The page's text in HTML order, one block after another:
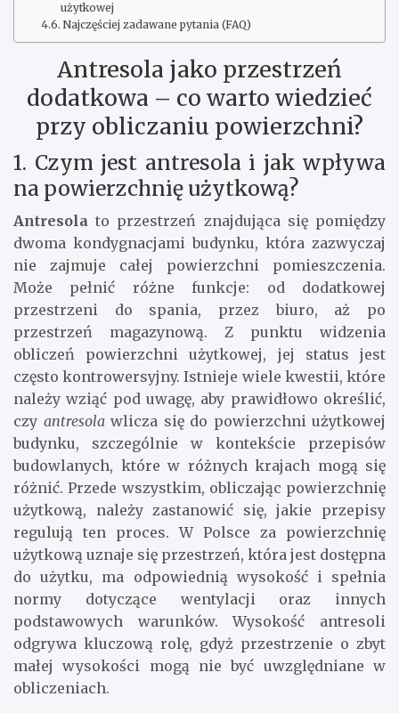
użytkowej
Najczęściej zadawane pytania (FAQ)
Antresola jako przestrzeń
dodatkowa – co warto wiedzieć
przy obliczaniu powierzchni?
1. Czym jest antresola i jak wpływa
na powierzchnię użytkową?
Antresola to przestrzeń znajdująca się pomiędzy
dwoma kondygnacjami budynku, która zazwyczaj
nie zajmuje całej powierzchni pomieszczenia.
Może pełnić różne funkcje: od dodatkowej
przestrzeni do spania, przez biuro, aż po
przestrzeń magazynową. Z punktu widzenia
obliczeń powierzchni użytkowej, jej status jest
często kontrowersyjny. Istnieje wiele kwestii, które
należy wziąć pod uwagę, aby prawidłowo określić,
czy antresolawlicza się do powierzchni użytkowej
budynku, szczególnie w kontekście przepisów
budowlanych, które w różnych krajach mogą się
różnić. Przede wszystkim, obliczając powierzchnię
użytkową, należy zastanowić się, jakie przepisy
regulują ten proces. W Polsce za powierzchnię
użytkową uznaje się przestrzeń, która jest dostępna
do użytku, ma odpowiednią wysokość i spełnia
normy dotyczące wentylacji oraz innych
podstawowych warunków. Wysokość antresoli
odgrywa kluczową rolę, gdyż przestrzenie o zbyt
małej wysokości mogą nie być uwzględniane w
obliczeniach.